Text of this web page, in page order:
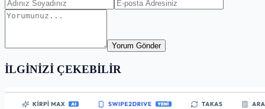
Yorum Gönder
İLGİNİZİ ÇEKEBİLİR